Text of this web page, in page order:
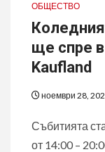
ОБЩЕСТВО
ще спре в
Kaufland
ноември 28,
Събитията
от 14:00 –